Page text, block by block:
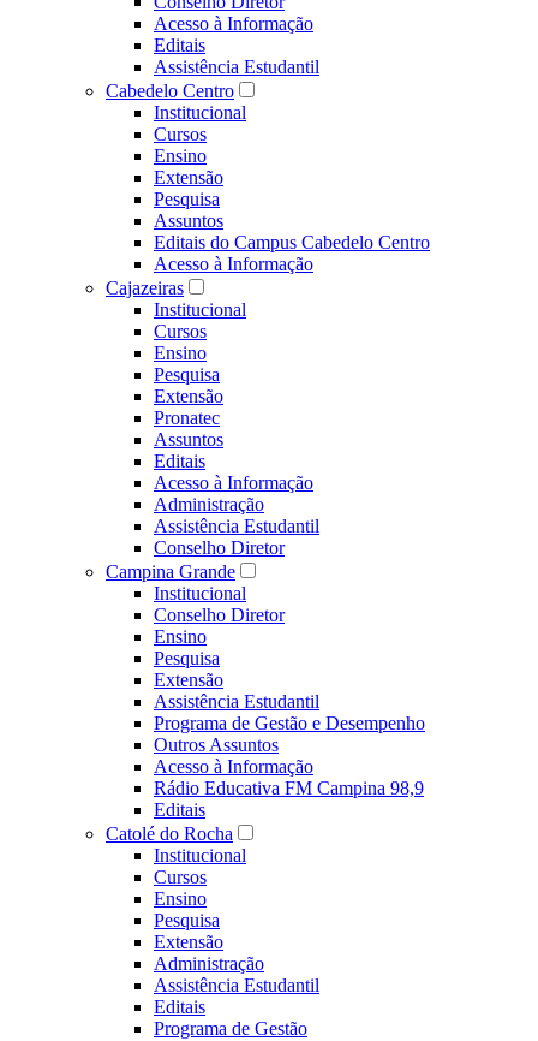
Acesso à Informação
Editais
Assistência Estudantil
Cabedelo Centro
Institucional
Cursos
Ensino
Extensão
Pesquisa
Assuntos
Editais do Campus Cabedelo Centro
Acesso à Informação
Cajazeiras
Institucional
Cursos
Ensino
Pesquisa
Extensão
Pronatec
Assuntos
Editais
Acesso à Informação
Administração
Assistência Estudantil
Conselho Diretor
Campina Grande
Institucional
Conselho Diretor
Ensino
Pesquisa
Extensão
Assistência Estudantil
Programa de Gestão e Desempenho
Outros Assuntos
Acesso à Informação
Rádio Educativa FM Campina 98,9
Editais
Catolé do Rocha
Institucional
Cursos
Ensino
Pesquisa
Extensão
Administração
Assistência Estudantil
Editais
Programa de Gestão